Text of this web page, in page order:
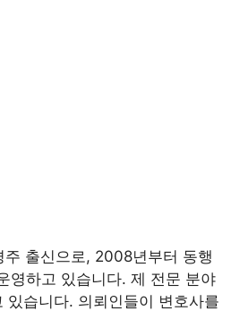
출신으로, 2008년부터 동행
영하고 있습니다. 제 전문 분야
습니다. 의뢰인들이 변호사를